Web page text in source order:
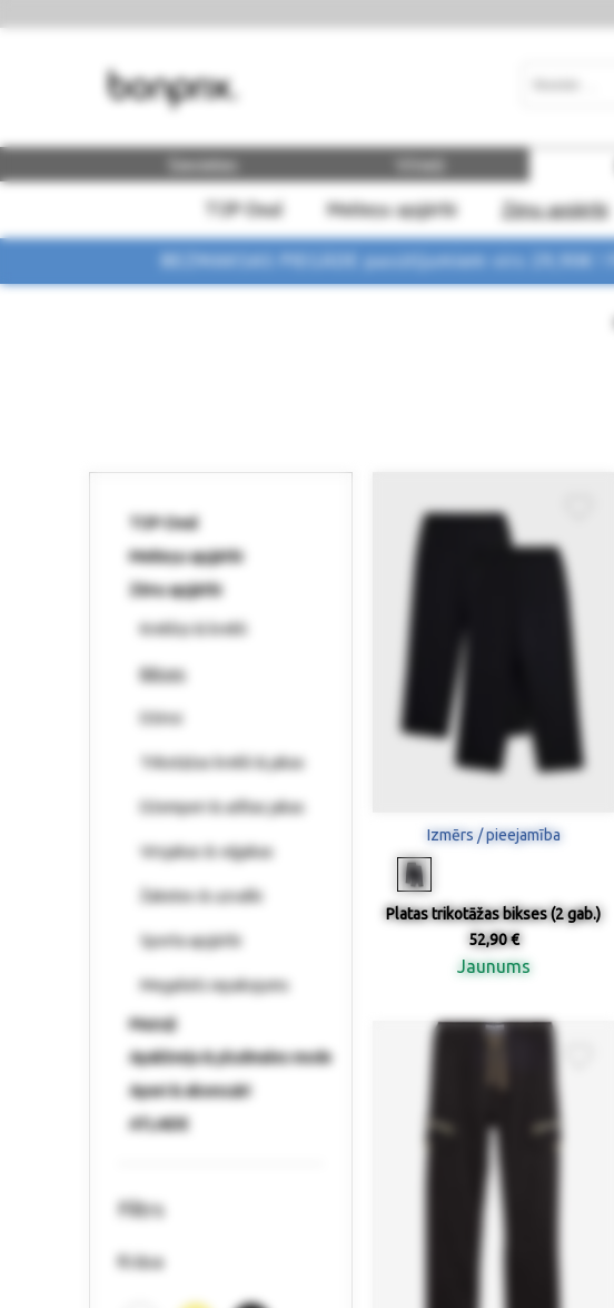
Sievietes Vīrieši
TOP-Deal Meiteņu apģērbi Zēnu apģērbi
BEZMAKSAS PIEGĀDE pasūtījumiem virs 29,90€ !
TOP-Deal
Meiteņu apģērbi
Zēnu apģērbi
Krekliņi & krekli
Bikses
Džinsi
Trikotāžas krekli & jakas
Džemperi & adītas jakas
Virsjakas & vējjakas
Žaketes & uzvalki
Sporta apģērbi
Megaliels iepakojums
Mazuļi
Apakšveļa & pludmales mode
Apavi & aksesuāri
ATLAIDE
Filtrs
Krāsa
Izmērs / pieejamība
Platas trikotāžas bikses (2 gab.)
52,90 €
Jaunums